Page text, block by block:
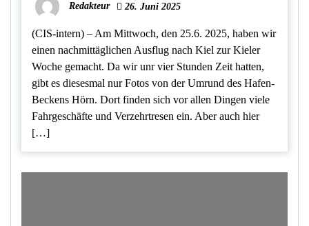
Redakteur 26. Juni 2025
(CIS-intern) – Am Mittwoch, den 25.6. 2025, haben wir
einen nachmittäglichen Ausflug nach Kiel zur Kieler
Woche gemacht. Da wir unr vier Stunden Zeit hatten,
gibt es diesesmal nur Fotos von der Umrund des Hafen-
Beckens Hörn. Dort finden sich vor allen Dingen viele
Fahrgeschäfte und Verzehrtresen ein. Aber auch hier
[…]